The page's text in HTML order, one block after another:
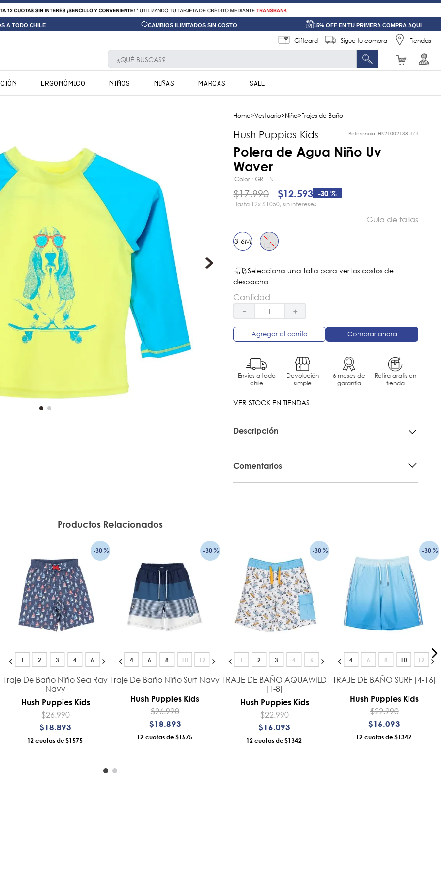
A TODO CHILE CAMBIOS ILIMITADOS SIN COSTO 15% OFF EN TU PRIMERA COMPRA AQUI
Giftcard Sigue tu compra Tiendas
¿QUÉ BUSCAS?
ERGONÓMICO NIÑOS NIÑAS MARCAS SALE
Vestuario Niño Trajes de Baño
Hush Puppies Kids Referencia: HK21002138-474
Polera de Agua Niño Uv
Waver
Color GREEN
$17.990 $12.593 -30 %
12x$1050 sin intereses
Guia de tallas
3-6M
9-
12M
Selecciona una talla para ver los costos de
despacho
Cantidad
＋
－
Agregar al carrito Comprar ahora
Envíos a todo
chile
Devolución
simple
6 meses de
garantía
Retira gratis en
tienda
VER STOCK EN TIENDAS
Descripción
Comentarios
Productos Relacionados
-30 %
1 2 3 4 6
Traje De Baño Niño Sea Ray
Navy
Hush Puppies Kids
$26.990
$18.893
12 $1575
-30 %
4 6 8 10 12
Traje De Baño Niño Surf Navy
Hush Puppies Kids
$26.990
$18 893
12 $1575
-30 %
1 2 3 4 6
TRAJE DE BAÑO AQUAWILD
[1-8]
Hush Puppies Kids
$22.990
$16.093
12 $1342
-30 %
4 6 8 10 12
TRAJE DE BAÑO SURF [4-16]
Hush Puppies Kids
$22.990
$16 .093
12 $1342
TÉRMINOS MÁS BUSCADOS
1.
ninos
5.
ergonomicos
botin niño
zapatillas
9
10.